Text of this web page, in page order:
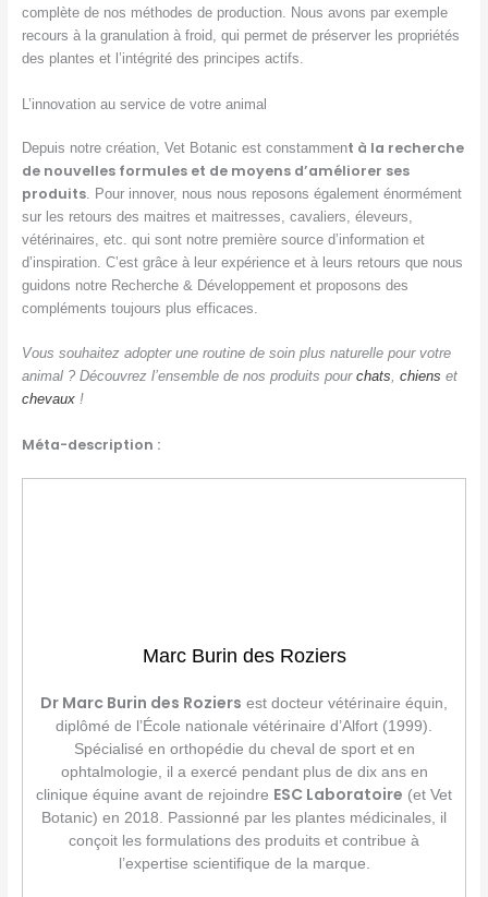
complète de nos méthodes de production. Nous avons par exemple
recours à la granulation à froid, qui permet de préserver les propriétés
des plantes et l’intégrité des principes actifs.
L’innovation au service de votre animal
Depuis notre création, Vet Botanic est constamment à la recherche
de nouvelles formules et de moyens d’améliorer ses
produits. Pour innover, nous nous reposons également énormément
sur les retours des maitres et maitresses, cavaliers, éleveurs,
vétérinaires, etc. qui sont notre première source d’information et
d’inspiration. C’est grâce à leur expérience et à leurs retours que nous
guidons notre Recherche & Développement et proposons des
compléments toujours plus efficaces.
Vous souhaitez adopter une routine de soin plus naturelle pour votre
animal ? Découvrez l’ensemble de nos produits pour chats, chiens et
chevaux!
Méta-description :
Marc Burin des Roziers
Dr Marc Burin des Roziers est docteur vétérinaire équin,
diplômé de l’École nationale vétérinaire d’Alfort (1999).
Spécialisé en orthopédie du cheval de sport et en
ophtalmologie, il a exercé pendant plus de dix ans en
clinique équine avant de rejoindre ESC Laboratoire (et Vet
Botanic) en 2018. Passionné par les plantes médicinales, il
conçoit les formulations des produits et contribue à
l’expertise scientifique de la marque.